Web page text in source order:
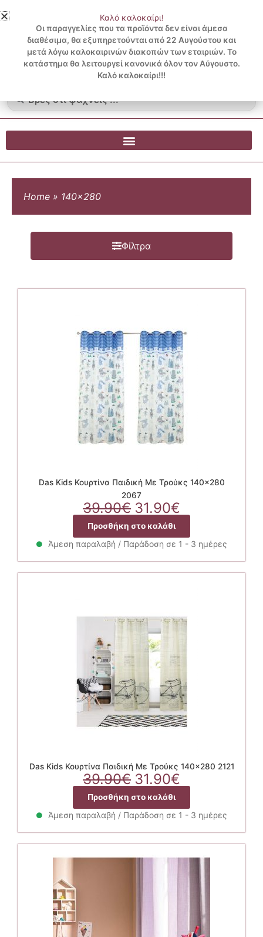
στο
περιεχόμενο
3 ΔΟΣΕΙΣ ΧΩΡΙΣ ΠΙΣΤΩΤΙΚΗ ΜΕ KLARNA
...
Λογαριασμός
Blog
0.00€
0
Cart
Home » 140x280
Φίλτρα
Das Kids Κουρτίνα Παιδική Με Τρούκς 140×280
2067
39.90€ Original
price
was:
39.90€.
31.90€
τρέχουσα
τιμή
είναι:
31.90€.
Προσθήκη στο καλάθι
Άμεση παραλαβή / Παράδοση σε 1 - 3 ημέρες
Das Kids Κουρτίνα Παιδική Με Τρούκς 140×280 2121
39.90€ Original
price
was:
39.90€.
31.90€
τρέχουσα
τιμή
είναι:
31.90€.
Προσθήκη στο καλάθι
Άμεση παραλαβή / Παράδοση σε 1 - 3 ημέρες
Καλό καλοκαίρι!
Οι παραγγελίες που τα προϊόντα δεν είναι άμεσα
διαθέσιμα, θα εξυπηρετούνται από 22 Αυγούστου και
μετά λόγω καλοκαιρινών διακοπών των εταιριών. Το
κατάστημα θα λειτουργεί κανονικά όλον τον Αύγουστο.
Καλό καλοκαίρι!!!